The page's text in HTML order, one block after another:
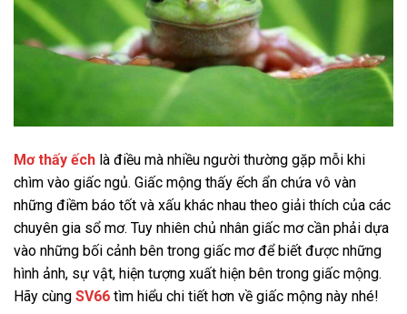
Mơ thấy ếch là điều mà nhiều người thường gặp mỗi khi
chìm vào giấc ngủ. Giấc mộng thấy ếch ẩn chứa vô vàn
những điềm báo tốt và xấu khác nhau theo giải thích của các
chuyên gia sổ mơ. Tuy nhiên chủ nhân giấc mơ cần phải dựa
vào những bối cảnh bên trong giấc mơ để biết được những
hình ảnh, sự vật, hiện tượng xuất hiện bên trong giấc mộng.
Hãy cùng SV66 tìm hiểu chi tiết hơn về giấc mộng này nhé!